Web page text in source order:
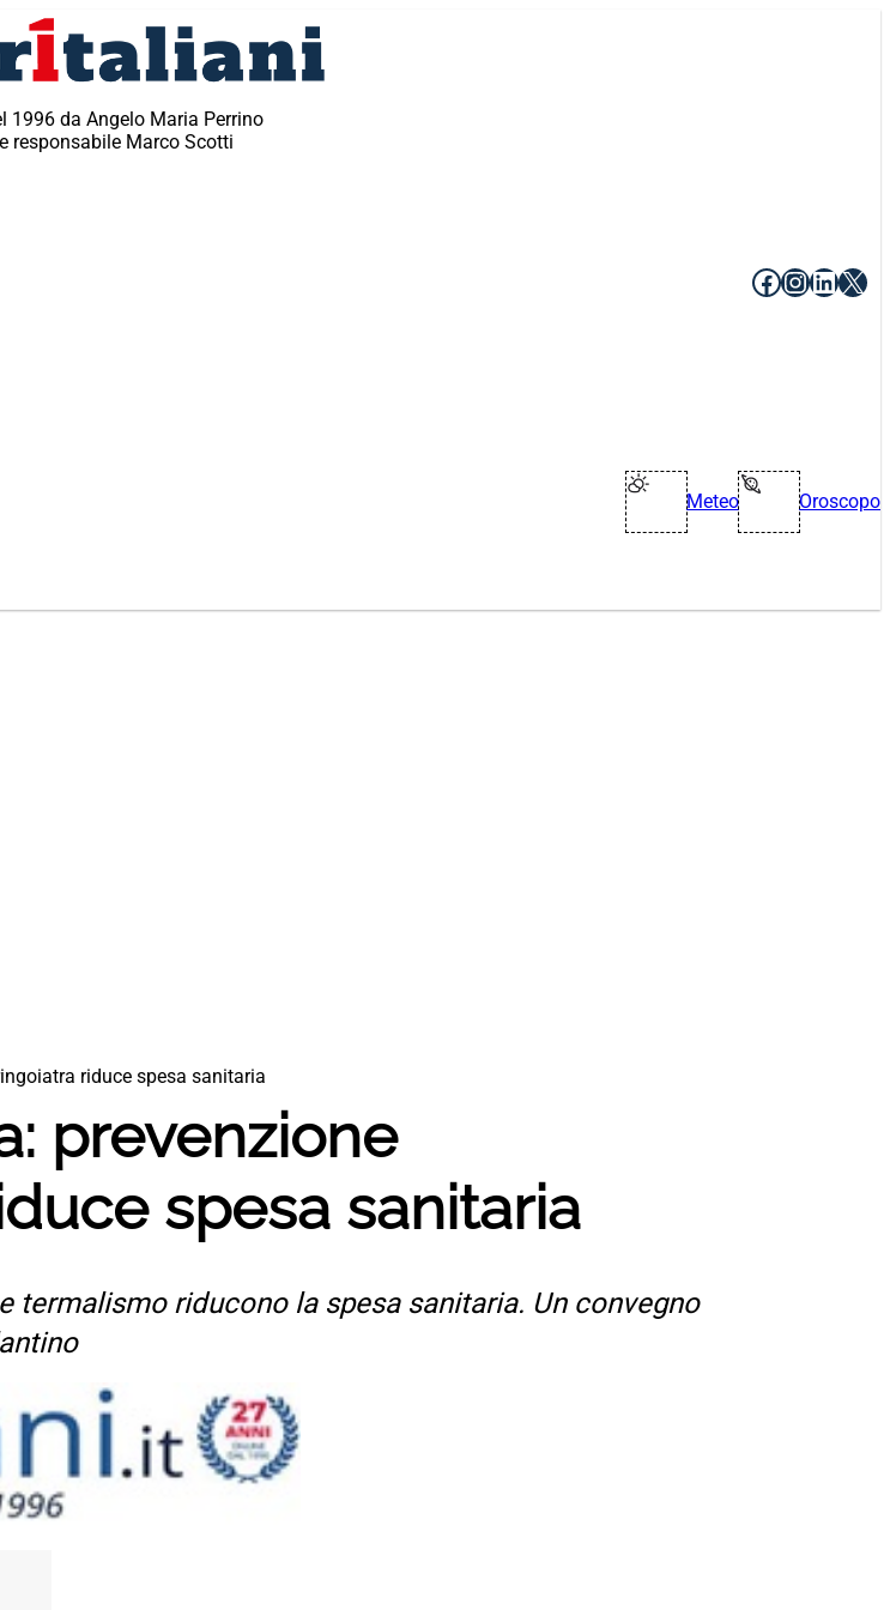
1996 da Angelo Maria Perrino
responsabile Marco Scotti
Facebook
X
Meteo Oroscopo
riduce spesa sanitaria
prevenzione
spesa sanitaria
termalismo riducono la spesa sanitaria. Un convegno